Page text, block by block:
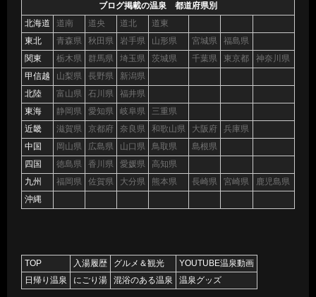
ブログ掲載の温泉 都道府県別
北海道
道南 道央 道北
道東
東北
青森県 秋田県 岩手県 山形県 宮城県
福島県
関東
栃木県 群馬県 埼玉県 茨城県 千葉県 東京都
神奈川県
甲信越
山梨県 長野県
新潟県
北陸
富山県 石川県
福井県
東海
静岡県 愛知県 岐阜県
三重県
近畿
滋賀県 京都府 奈良県 和歌山県 大阪府
兵庫県
中国
岡山県 広島県 山口県 鳥取県
島根県
四国
徳島県 香川県 愛媛県
高知県
九州
福岡県 佐賀県 大分県 熊本県 長崎県 宮崎県
鹿児島県
沖縄
TOP 入湯履歴 グルメ＆観光
YOUTUBE温泉動画
日帰り温泉
にごり湯 混浴のある温泉 温泉グッズ